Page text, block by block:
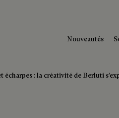
Nouveautés
écharpes : la créativité de Berluti